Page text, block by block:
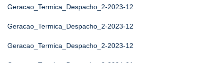
Geracao_Termica_Despacho_2-2023-12
Geracao_Termica_Despacho_2-2023-12
Geracao_Termica_Despacho_2-2023-12